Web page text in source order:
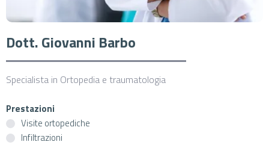
Dott. Giovanni Barbo
Specialista in Ortopedia e traumatologia
Prestazioni
Visite ortopediche
Infiltrazioni